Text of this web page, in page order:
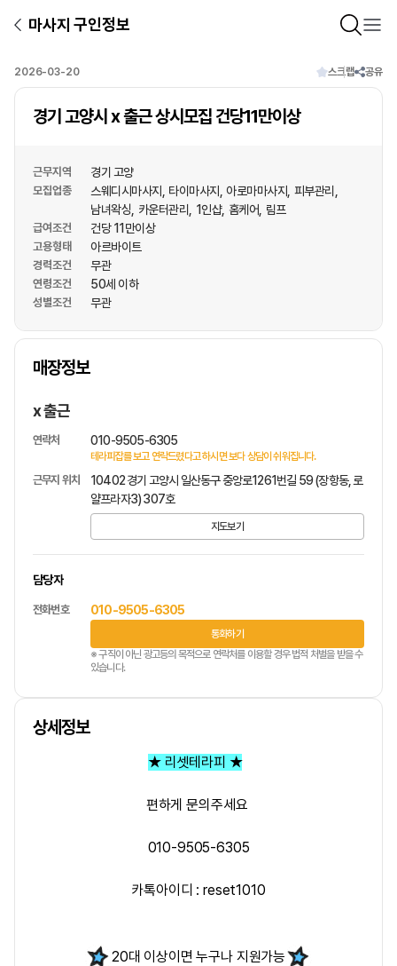
마사지 구인정보
2026-03-20 스크랩 공유
경기 고양시 x 출근 상시모집 건당11만이상
근무지역 경기 고양
모집업종 스웨디시마사지 타이마사지 아로마마사지
피부관리
남녀왁싱 카운터관리 1인샵 홈케어 림프
급여조건 건당 11만이상
고용형태 아르바이트
경력조건 무관
연령조건 50세 이하
성별조건 무관
매장정보
상호명
x 출근
연락처 010-9505-6305
테라피잡를 보고 연락드렸다고 하시면 보다 상담이 쉬워집니다.
근무지 위치
10402 경기 고양시 일산동구 중앙로1261번길 59 (장항동, 로
얄프라자3) 307호
지도보기
담당자
전화번호 010-9505-6305
통화하기
※ 구직이 아닌 광고등의 목적으로 연락처를 이용할 경우 법적 처벌을 받을 수
있습니다.
상세정보
★ 리셋테라피 ★
편하게 문의주세요
010-9505-6305
카톡아이디 : reset1010
20대 이상이면 누구나 지원가능